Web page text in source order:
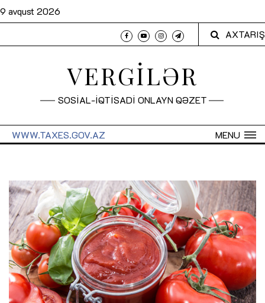
9 avqust 2026
AXTARIŞ
VERGİLƏR
SOSİAL-İQTİSADİ ONLAYN QƏZET
MENU
WWW.TAXES.GOV.AZ